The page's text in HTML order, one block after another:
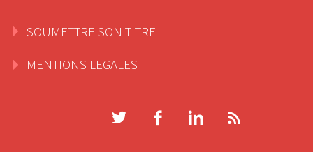
SOUMETTRE SON TITRE
MENTIONS LEGALES